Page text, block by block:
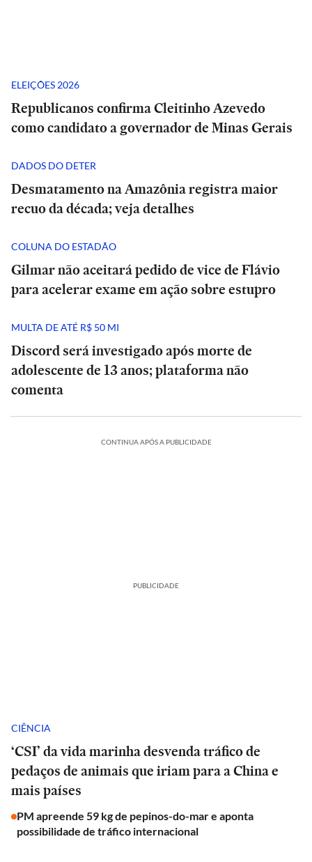
ELEIÇÕES 2026
Republicanos confirma Cleitinho Azevedo
como candidato a governador de Minas Gerais
DADOS DO DETER
Desmatamento na Amazônia registra maior
recuo da década; veja detalhes
COLUNA DO ESTADÃO
Gilmar não aceitará pedido de vice de Flávio
para acelerar exame em ação sobre estupro
MULTA DE ATÉ R$ 50 MI
Discord será investigado após morte de
adolescente de 13 anos; plataforma não
comenta
CONTINUA APÓS A PUBLICIDADE
PUBLICIDADE
CIÊNCIA
‘CSI’ da vida marinha desvenda tráfico de
pedaços de animais que iriam para a China e
mais países
PM apreende 59 kg de pepinos-do-mar e aponta
possibilidade de tráfico internacional